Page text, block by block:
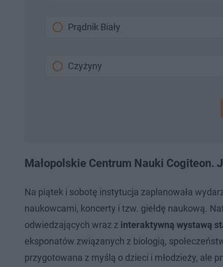
Prądnik Biały
Czyżyny
Małopolskie Centrum Nauki
Na piątek i sobotę instytucja zaplanowała
naukowcami, koncerty i tzw. giełdę naukową.
odwiedzających wraz z interaktywną wystawą
eksponatów związanych z biologią,
przygotowana z myślą o dzieci i młodzieży, ale